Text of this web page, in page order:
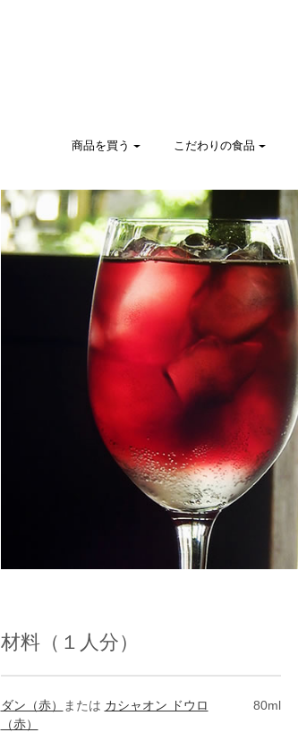
商品を買う こだわりの食品
材料（１人分）
ダン（赤） または カシャオン ドウロ
（赤）
80ml